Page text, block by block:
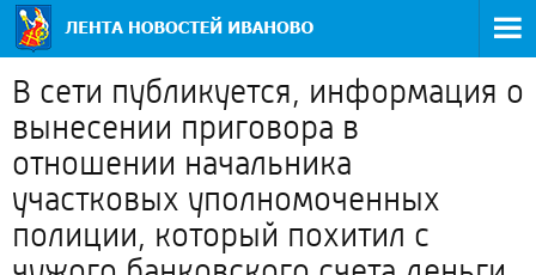
В сети публикуется, информация о
вынесении приговора в
отношении начальника
участковых уполномоченных
полиции, который похитил с